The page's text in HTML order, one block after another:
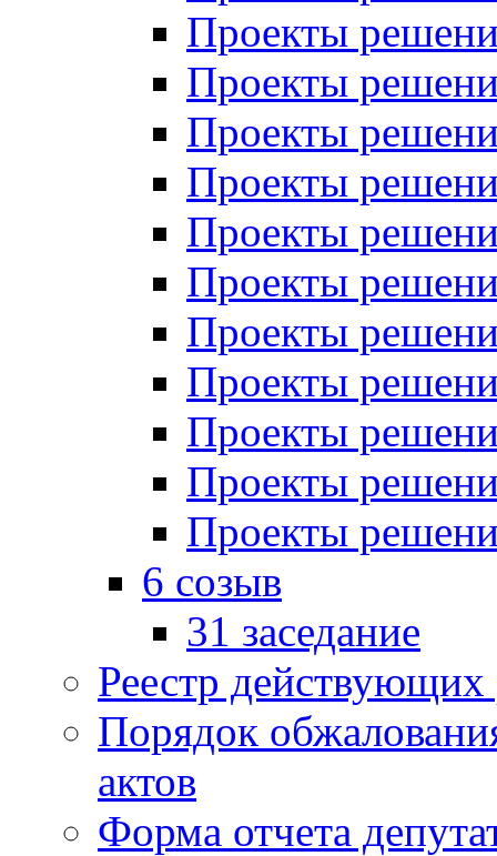
Проекты
Проекты
Проекты
Проекты
Проекты
Проекты
Проекты
Проекты
Проекты
Проекты
Проекты
6 созыв
31 заседание
Реестр
Порядок
актов
Форма отчета